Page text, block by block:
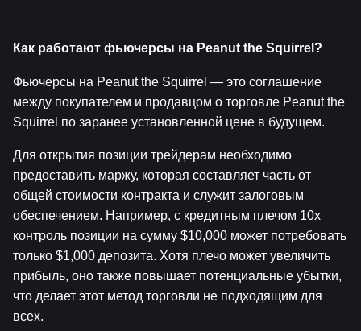
Как работают фьючерсы на Peanut the Squirrel?
Фьючерсы на Peanut the Squirrel — это соглашение
между покупателем и продавцом о торговле Peanut the
Squirrel по заранее установленной цене в будущем.
Для открытия позиции трейдерам необходимо
предоставить маржу, которая составляет часть от
общей стоимости контракта и служит залоговым
обеспечением. Например, с кредитным плечом 10x
контроль позиции на сумму $10,000 может потребовать
только $1,000 депозита. Хотя плечо может увеличить
прибыль, оно также повышает потенциальные убытки,
что делает этот метод торговли не подходящим для
всех.